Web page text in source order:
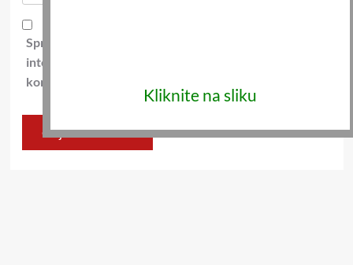
Spremi moje ime, e-poštu i web-stranicu u ovom
internet pregledniku za sljedeći put kada budem
komentirao.
Kliknite na sliku